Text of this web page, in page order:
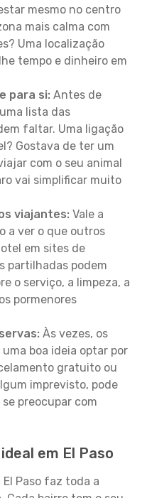
mesmo no centro
mais calma com
Uma localização
tempo e dinheiro em
para si: Antes de
lista das
faltar. Uma ligação
Gostava de ter um
com o seu animal
vai simplificar muito
viajantes: Vale a
a ver o que outros
em sites de
partilhadas podem
o serviço, a limpeza, a
pormenores
Às vezes, os
boa ideia optar por
gratuito ou
imprevisto, pode
preocupar com
em El Paso
Paso faz toda a